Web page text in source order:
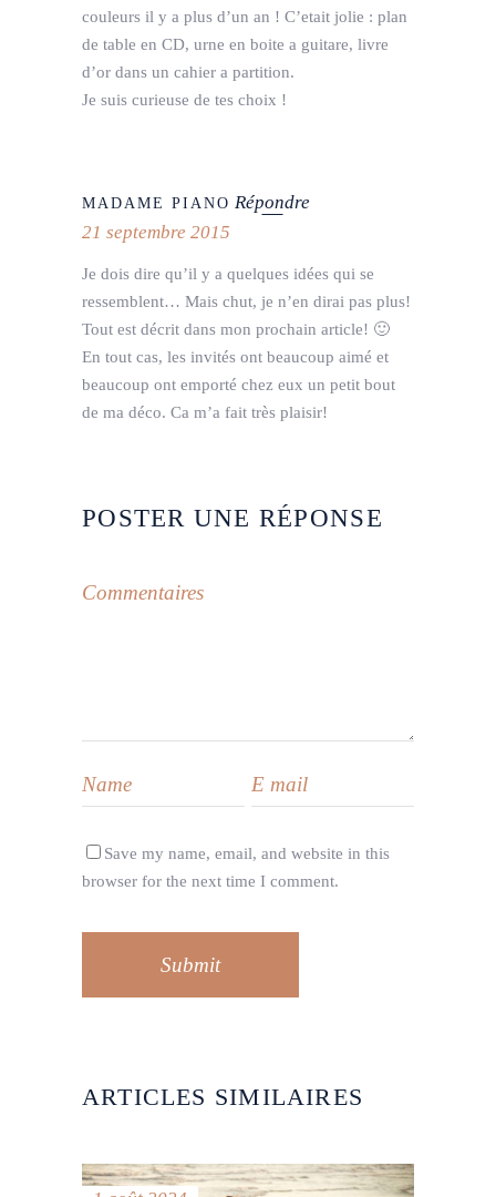
couleurs il y a plus d’un an ! C’etait jolie : plan
de table en CD, urne en boite a guitare, livre
d’or dans un cahier a partition.
Je suis curieuse de tes choix !
MADAME PIANO Répondre
21 septembre 2015
Je dois dire qu’il y a quelques idées qui se
ressemblent… Mais chut, je n’en dirai pas plus!
Tout est décrit dans mon prochain article! 🙂
En tout cas, les invités ont beaucoup aimé et
beaucoup ont emporté chez eux un petit bout
de ma déco. Ca m’a fait très plaisir!
POSTER UNE RÉPONSE
Save my name, email, and website in this
browser for the next time I comment.
Submit
ARTICLES SIMILAIRES